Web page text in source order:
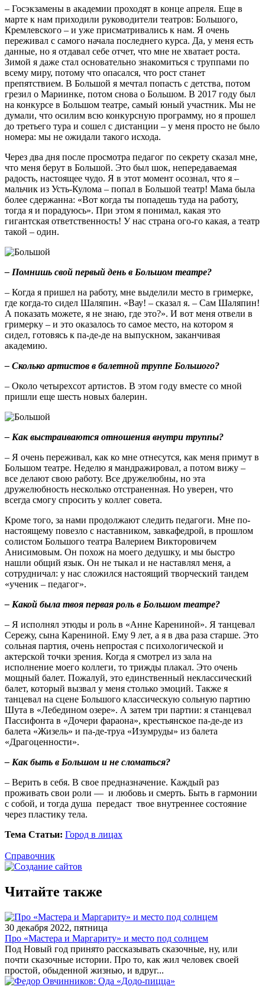
– Госэкзамены в академии проходят в конце апреля. Еще в
марте к нам приходили руководители театров: Большого,
Кремлевского – и уже присматривались к нам. Я очень
переживал с самого начала последнего курса. Да, у меня есть
данные, но я отдавал себе отчет, что мне не хватает роста.
Зимой я даже стал основательно знакомиться с труппами по
всему миру, потому что опасался, что рост станет
препятствием. В Большой я мечтал попасть с детства, потом
грезил о Мариинке, потом снова о Большом. В 2017 году был
на конкурсе в Большом театре, самый юный участник. Мы не
думали, что осилим всю конкурсную программу, но я прошел
до третьего тура и сошел с дистанции – у меня просто не было
номера: мы не ожидали такого исхода.
Через два дня после просмотра педагог по секрету сказал мне,
что меня берут в Большой. Это был шок, непередаваемая
радость, настоящее чудо. Я в этот момент осознал, что я –
мальчик из Усть-Кулома – попал в Большой театр! Мама была
более сдержанна: «Вот когда ты попадешь туда на работу,
тогда я и порадуюсь». При этом я понимал, какая это
гигантская ответственность! У нас страна ого-го какая, а театр
такой – один.
– Помнишь свой первый день в Большом театре?
– Когда я пришел на работу, мне выделили место в гримерке,
где когда-то сидел Шаляпин. «Вау! – сказал я. – Сам Шаляпин!
А показать можете, я не знаю, где это?». И вот меня отвели в
гримерку – и это оказалось то самое место, на котором я
сидел, готовясь к па-де-де на выпускном, заканчивая
академию.
– Сколько артистов в балетной труппе Большого?
– Около четырехсот артистов. В этом году вместе со мной
пришли еще шесть новых балерин.
– Как выстраиваются отношения внутри труппы?
– Я очень переживал, как ко мне отнесутся, как меня примут в
Большом театре. Неделю я мандражировал, а потом вижу –
все делают свою работу. Все дружелюбны, но эта
дружелюбность несколько отстраненная. Но уверен, что
всегда смогу спросить у коллег совета.
Кроме того, за нами продолжают следить педагоги. Мне по-
настоящему повезло с наставником, завкафедрой, в прошлом
солистом Большого театра Валерием Викторовичем
Анисимовым. Он похож на моего дедушку, и мы быстро
нашли общий язык. Он не тыкал и не наставлял меня, а
сотрудничал: у нас сложился настоящий творческий тандем
«ученик – педагог».
– Какой была твоя первая роль в Большом театре?
– Я исполнял этюды и роль в «Анне Карениной». Я танцевал
Сережу, сына Карениной. Ему 9 лет, а я в два раза старше. Это
сольная партия, очень непростая с психологической и
актерской точки зрения. Когда я смотрел из зала на
исполнение моего коллеги, то трижды плакал. Это очень
мощный балет. Пожалуй, это единственный неклассический
балет, который вызвал у меня столько эмоций. Также я
танцевал на сцене Большого классическую сольную партию
Шута в «Лебедином озере». А затем три партии: я станцевал
Пассифонта в «Дочери фараона», крестьянское па-де-де из
балета «Жизель» и па-де-труа «Изумруды» из балета
«Драгоценности».
– Как быть в Большом и не сломаться?
– Верить в себя. В свое предназначение. Каждый раз
проживать свои роли — и любовь и смерть. Быть в гармонии
с собой, и тогда душа передаст твое внутреннее состояние
через пластику тела.
Тема Статьи: Город в лицах
Справочник
Читайте также
30 декабря 2022, пятница
Про «Мастера и Маргариту» и место под солнцем
Под Новый год принято рассказывать сказочные, ну, или
почти сказочные истории. Про то, как жил человек своей
простой, обыденной жизнью, и вдруг...